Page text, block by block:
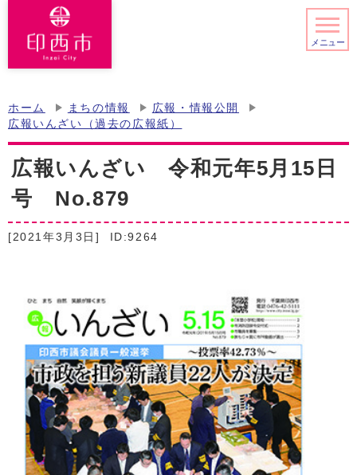
メニュー
ホーム まちの情報
広報・情報公開
広報いんざい（過去の広報紙）
広報いんざい 令和元年5月15日
号 No.879
[2021年3月3日] ID:9264